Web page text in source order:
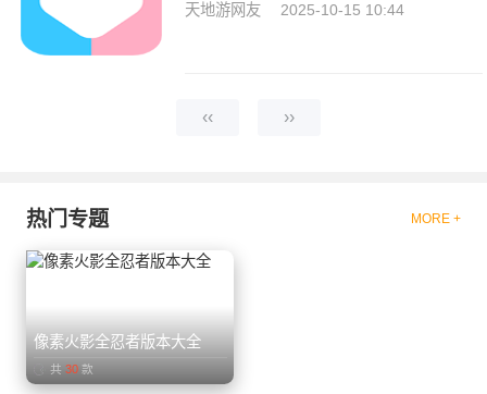
天地游网友 2025-10-15 10:44
‹‹ ››
热门专题 MORE +
像素火影全忍者版本大全
共 30 款